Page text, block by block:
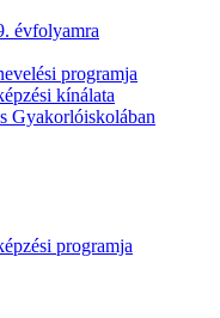
évfolyamra
programja
kínálata
Gyakorlóiskolában
programja